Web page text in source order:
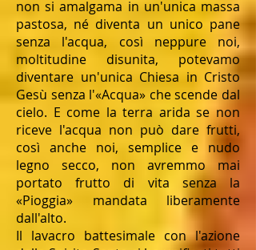
non si amalgama in un'unica massa
pastosa, né diventa un unico pane
senza l'acqua, così neppure noi,
moltitudine disunita, potevamo
diventare un'unica Chiesa in Cristo
Gesù senza l'«Acqua» che scende dal
cielo. E come la terra arida se non
riceve l'acqua non può dare frutti,
così anche noi, semplice e nudo
legno secco, non avremmo mai
portato frutto di vita senza la
«Pioggia» mandata liberamente
dall'alto.
Il lavacro battesimale con l'azione